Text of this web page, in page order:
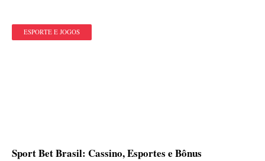
ESPORTE E JOGOS
Sport Bet Brasil: Cassino, Esportes e Bônus